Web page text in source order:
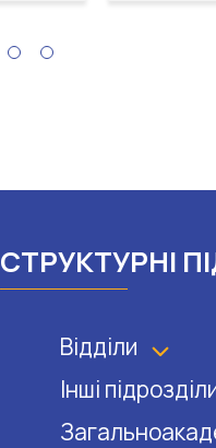
СТРУКТУРНІ
Відділи
Інші